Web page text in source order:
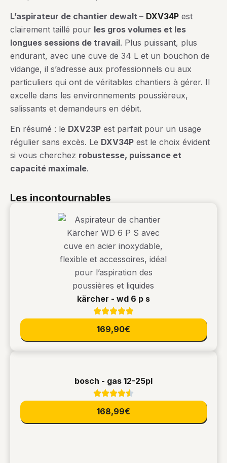
L’aspirateur de chantier dewalt – DXV34P est
clairement taillé pour les gros volumes et les
longues sessions de travail. Plus puissant, plus
endurant, avec une cuve de 34 L et un bouchon de
vidange, il s’adresse aux professionnels ou aux
particuliers qui ont de véritables chantiers à gérer. Il
excelle dans les environnements poussiéreux,
salissants et demandeurs en débit.
En résumé : le DXV23P est parfait pour un usage
régulier sans excès. Le DXV34P est le choix évident
si vous cherchez robustesse, puissance et
capacité maximale.
les incontournables
kärcher - wd 6 p s
169,90€
bosch - gas 12-25pl
168,99€